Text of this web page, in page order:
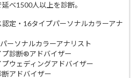
べ1500人以上を診断。
認定・16タイプパーソナルカラーアナ
パーソナルカラーアナリスト
プ診断®︎アドバイザー
プウェディングアドバイザー
断アドバイザー